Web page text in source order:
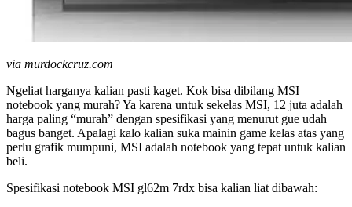
via murdockcruz.com
Ngeliat harganya kalian pasti kaget. Kok bisa dibilang MSI
notebook yang murah? Ya karena untuk sekelas MSI, 12 juta adalah
harga paling “murah” dengan spesifikasi yang menurut gue udah
bagus banget. Apalagi kalo kalian suka mainin game kelas atas yang
perlu grafik mumpuni, MSI adalah notebook yang tepat untuk kalian
beli.
Spesifikasi notebook MSI gl62m 7rdx bisa kalian liat dibawah: